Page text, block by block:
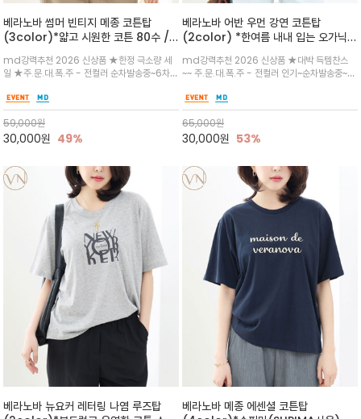
베라노바 썸머 빈티지 메종 코튼탑
(3color)*얇고 시원한 코튼 80수 /
통기성이 좋은 아이템으로 뜨거운 여름
에도 시원한 아이템
md강력추천 2026 신상품 ★한정 극소량 세
일 ★주.문.대.폭.주 - 전컬러 순차발송중~6차
가벼운 감성 데일리 코디 / 은은한 컬러감과 메종
드 레터링 디테일이 더해져 과하지 않으면서도
세련된 분위기
59,000원
30,000원 49%
베라노바 어반 우먼 강연 코튼탑
(2color) *한여름 내내 입는 오가닉
워크 (Line Work) & 스케치/감각적
인 아트워크 프린트가 시선을 끄는 루즈
핏 강연티셔츠
md강력추천 2026 신상품 ★대박 득템찬스
~~ 주.문.대.폭.주 - 전컬러 인기~순차발송중~★
한 착용감을 선사하며, 자연스럽게 떨어지는 실루
엣이 편안하며 ★도회적인 무드로 루즈하게 단독
으로도 포인트가 되며, 데일리 활
65,000원
30,000원 53%
베라노바 뉴요커 레터링 나염 루즈탑
베라노바 메종 에센셜 코튼탑